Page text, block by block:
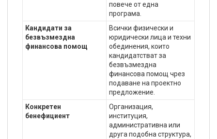
повече от една
програма.
Кандидати за
безвъзмездна
финансова помощ
Всички физически и
юридически лица и техни
обединения, които
кандидатстват за
безвъзмездна
финансова помощ чрез
подаване на проектно
предложение.
Конкретен
бенефициент
Организация,
институция,
административна или
друга подобна структура,